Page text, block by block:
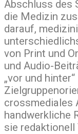
Abschluss des
die Medizin
darauf,
von Print und
und Audio-
„vor und
crossmediales
handwerkliche
sie redaktionell